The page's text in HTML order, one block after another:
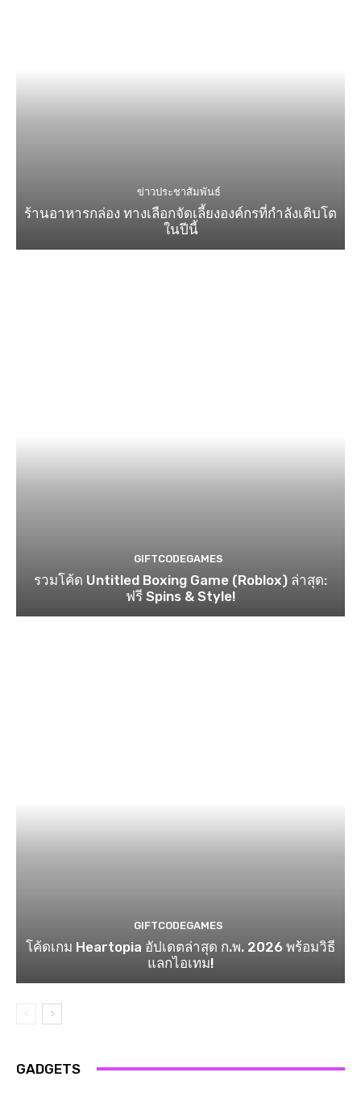
ข่าวประชาสัมพันธ์
ร้านอาหารกล่อง ทางเลือกจัดเลี้ยงองค์กรที่กำลังเติบโต
ในปีนี้
GIFTCODEGAMES
รวมโค้ด Untitled Boxing Game (Roblox) ล่าสุด:
ฟรี Spins & Style!
GIFTCODEGAMES
โค้ดเกม Heartopia อัปเดตล่าสุด ก.พ. 2026 พร้อมวิธี
แลกไอเทม!
GADGETS